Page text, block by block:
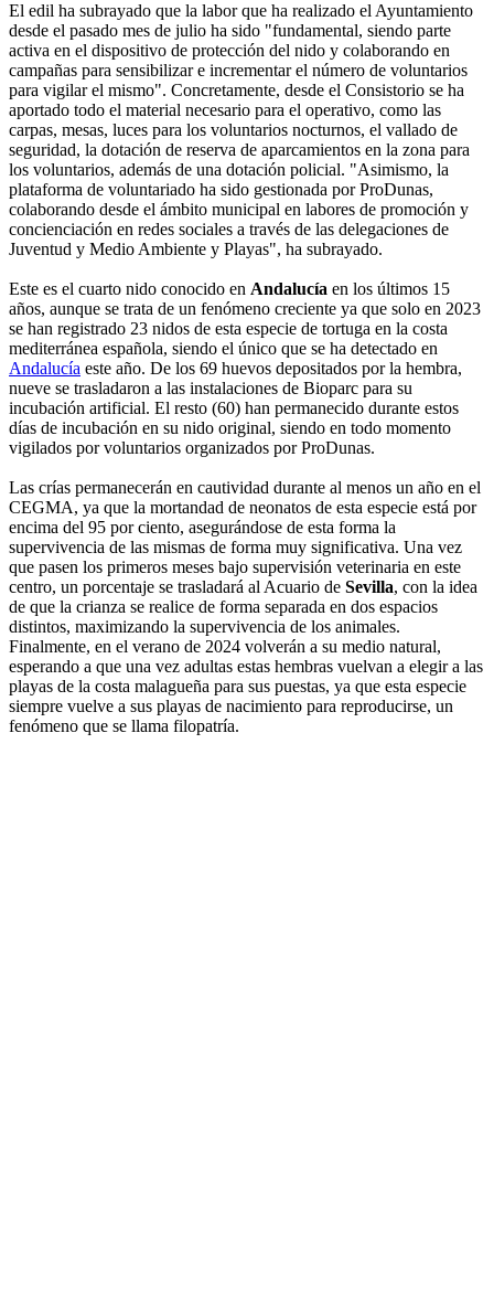
El edil ha subrayado que la labor que ha realizado el Ayuntamiento
desde el pasado mes de julio ha sido "fundamental, siendo parte
activa en el dispositivo de protección del nido y colaborando en
campañas para sensibilizar e incrementar el número de voluntarios
para vigilar el mismo". Concretamente, desde el Consistorio se ha
aportado todo el material necesario para el operativo, como las
carpas, mesas, luces para los voluntarios nocturnos, el vallado de
seguridad, la dotación de reserva de aparcamientos en la zona para
los voluntarios, además de una dotación policial. "Asimismo, la
plataforma de voluntariado ha sido gestionada por ProDunas,
colaborando desde el ámbito municipal en labores de promoción y
concienciación en redes sociales a través de las delegaciones de
Juventud y Medio Ambiente y Playas", ha subrayado.
Este es el cuarto nido conocido en Andalucía en los últimos 15
años, aunque se trata de un fenómeno creciente ya que solo en 2023
se han registrado 23 nidos de esta especie de tortuga en la costa
mediterránea española, siendo el único que se ha detectado en
Andalucía este año. De los 69 huevos depositados por la hembra,
nueve se trasladaron a las instalaciones de Bioparc para su
incubación artificial. El resto (60) han permanecido durante estos
días de incubación en su nido original, siendo en todo momento
vigilados por voluntarios organizados por ProDunas.
Las crías permanecerán en cautividad durante al menos un año en el
CEGMA, ya que la mortandad de neonatos de esta especie está por
encima del 95 por ciento, asegurándose de esta forma la
supervivencia de las mismas de forma muy significativa. Una vez
que pasen los primeros meses bajo supervisión veterinaria en este
centro, un porcentaje se trasladará al Acuario de Sevilla, con la idea
de que la crianza se realice de forma separada en dos espacios
distintos, maximizando la supervivencia de los animales.
Finalmente, en el verano de 2024 volverán a su medio natural,
esperando a que una vez adultas estas hembras vuelvan a elegir a las
playas de la costa malagueña para sus puestas, ya que esta especie
siempre vuelve a sus playas de nacimiento para reproducirse, un
fenómeno que se llama filopatría.